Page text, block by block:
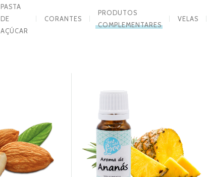
PASTA
DE
AÇÚCAR
CORANTES
PRODUTOS
COMPLEMENTARES
VELAS